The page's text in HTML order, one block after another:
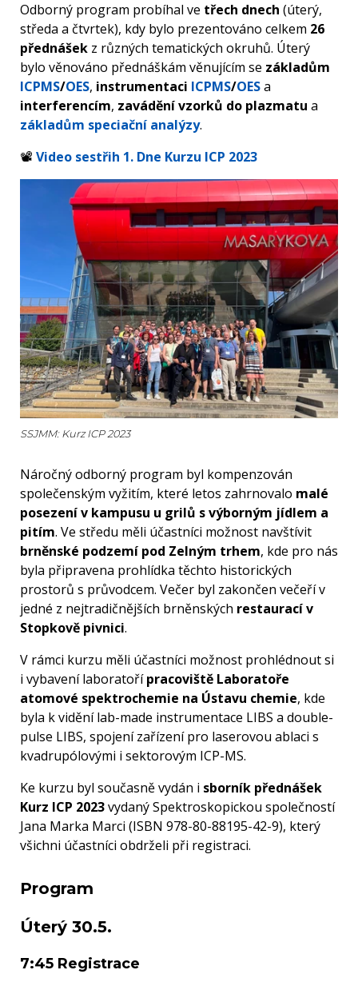
Odborný program probíhal ve třech dnech (úterý,
středa a čtvrtek), kdy bylo prezentováno celkem 26
přednášek z různých tematických okruhů. Úterý
bylo věnováno přednáškám věnujícím se základům
ICPMS/OES, instrumentaci ICPMS/OESa
interferencím, zavádění vzorků do plazmatu a
základům speciační analýzy.
📽 Video sestřih 1. Dne Kurzu ICP 2023
SSJMM: Kurz ICP 2023
Náročný odborný program byl kompenzován
společenským vyžitím, které letos zahrnovalo malé
posezení v kampusu u grilů s výborným jídlem a
pitím. Ve středu měli účastníci možnost navštívit
brněnské podzemí pod Zelným trhem, kde pro nás
byla připravena prohlídka těchto historických
prostorů s průvodcem. Večer byl zakončen večeří v
jedné z nejtradičnějších brněnských restaurací v
Stopkově pivnici.
V rámci kurzu měli účastníci možnost prohlédnout si
i vybavení laboratořípracoviště Laboratoře
atomové spektrochemie na Ústavu chemie, kde
byla k vidění lab-made instrumentace LIBS a double-
pulse LIBS, spojení zařízení pro laserovou ablaci s
kvadrupólovými i sektorovým ICP-MS.
Ke kurzu byl současně vydán i sborník přednášek
Kurz ICP 2023vydaný Spektroskopickou společností
Jana Marka Marci (ISBN 978-80-88195-42-9), který
všichni účastníci obdrželi při registraci.
Program
Úterý 30.5.
7:45 Registrace